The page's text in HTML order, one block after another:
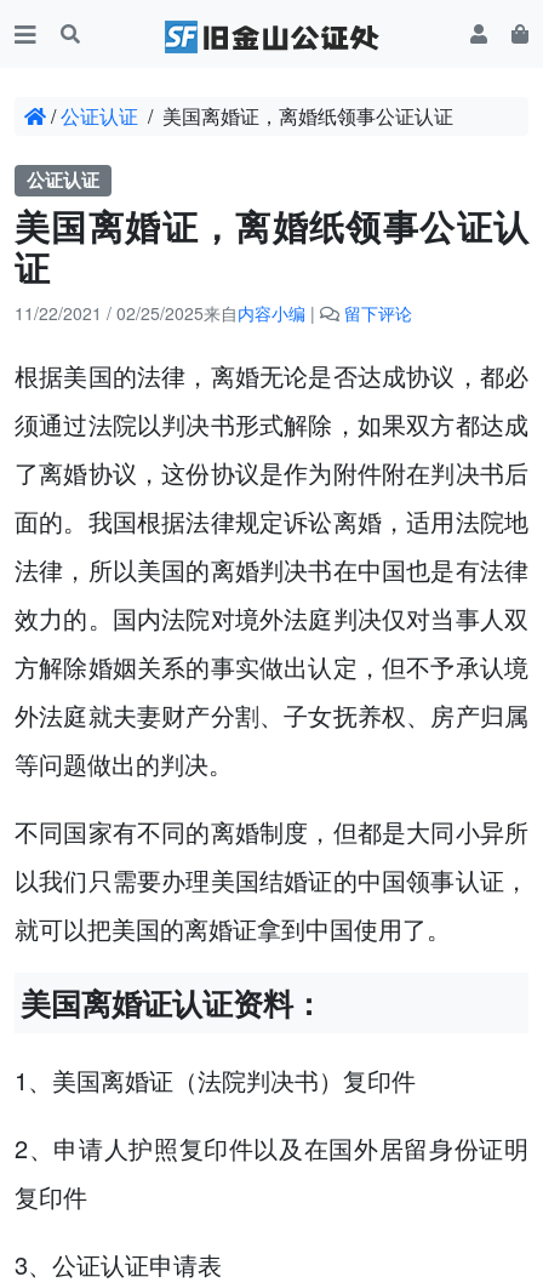
/公证认证 / 美国离婚证，离婚纸领事公证认证
公证认证
美国离婚证，离婚纸领事公证认
证
11/22/2021 / 02/25/2025来自内容小编 | 留下评论
根据美国的法律，离婚无论是否达成协议，都必
须通过法院以判决书形式解除，如果双方都达成
了离婚协议，这份协议是作为附件附在判决书后
面的。我国根据法律规定诉讼离婚，适用法院地
法律，所以美国的离婚判决书在中国也是有法律
效力的。国内法院对境外法庭判决仅对当事人双
方解除婚姻关系的事实做出认定，但不予承认境
外法庭就夫妻财产分割、子女抚养权、房产归属
等问题做出的判决。
不同国家有不同的离婚制度，但都是大同小异所
以我们只需要办理美国结婚证的中国领事认证，
就可以把美国的离婚证拿到中国使用了。
美国离婚证认证资料：
1、美国离婚证（法院判决书）复印件
2、申请人护照复印件以及在国外居留身份证明
复印件
3、公证认证申请表